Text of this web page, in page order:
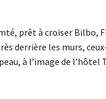
prêt à croiser Bilbo,
derrière les murs,
à l’image de